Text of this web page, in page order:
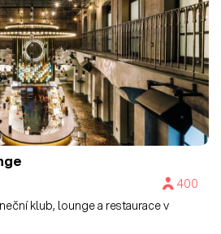
400
klub, lounge a restaurace v